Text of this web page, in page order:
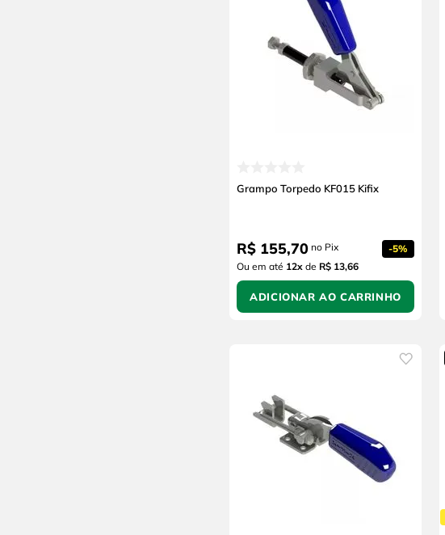
Grampo Torpedo KF015 Kifix
R$ 155,70 no Pix -5%
Ou em até 12x de R$ 13,66
ADICIONAR AO CARRINHO